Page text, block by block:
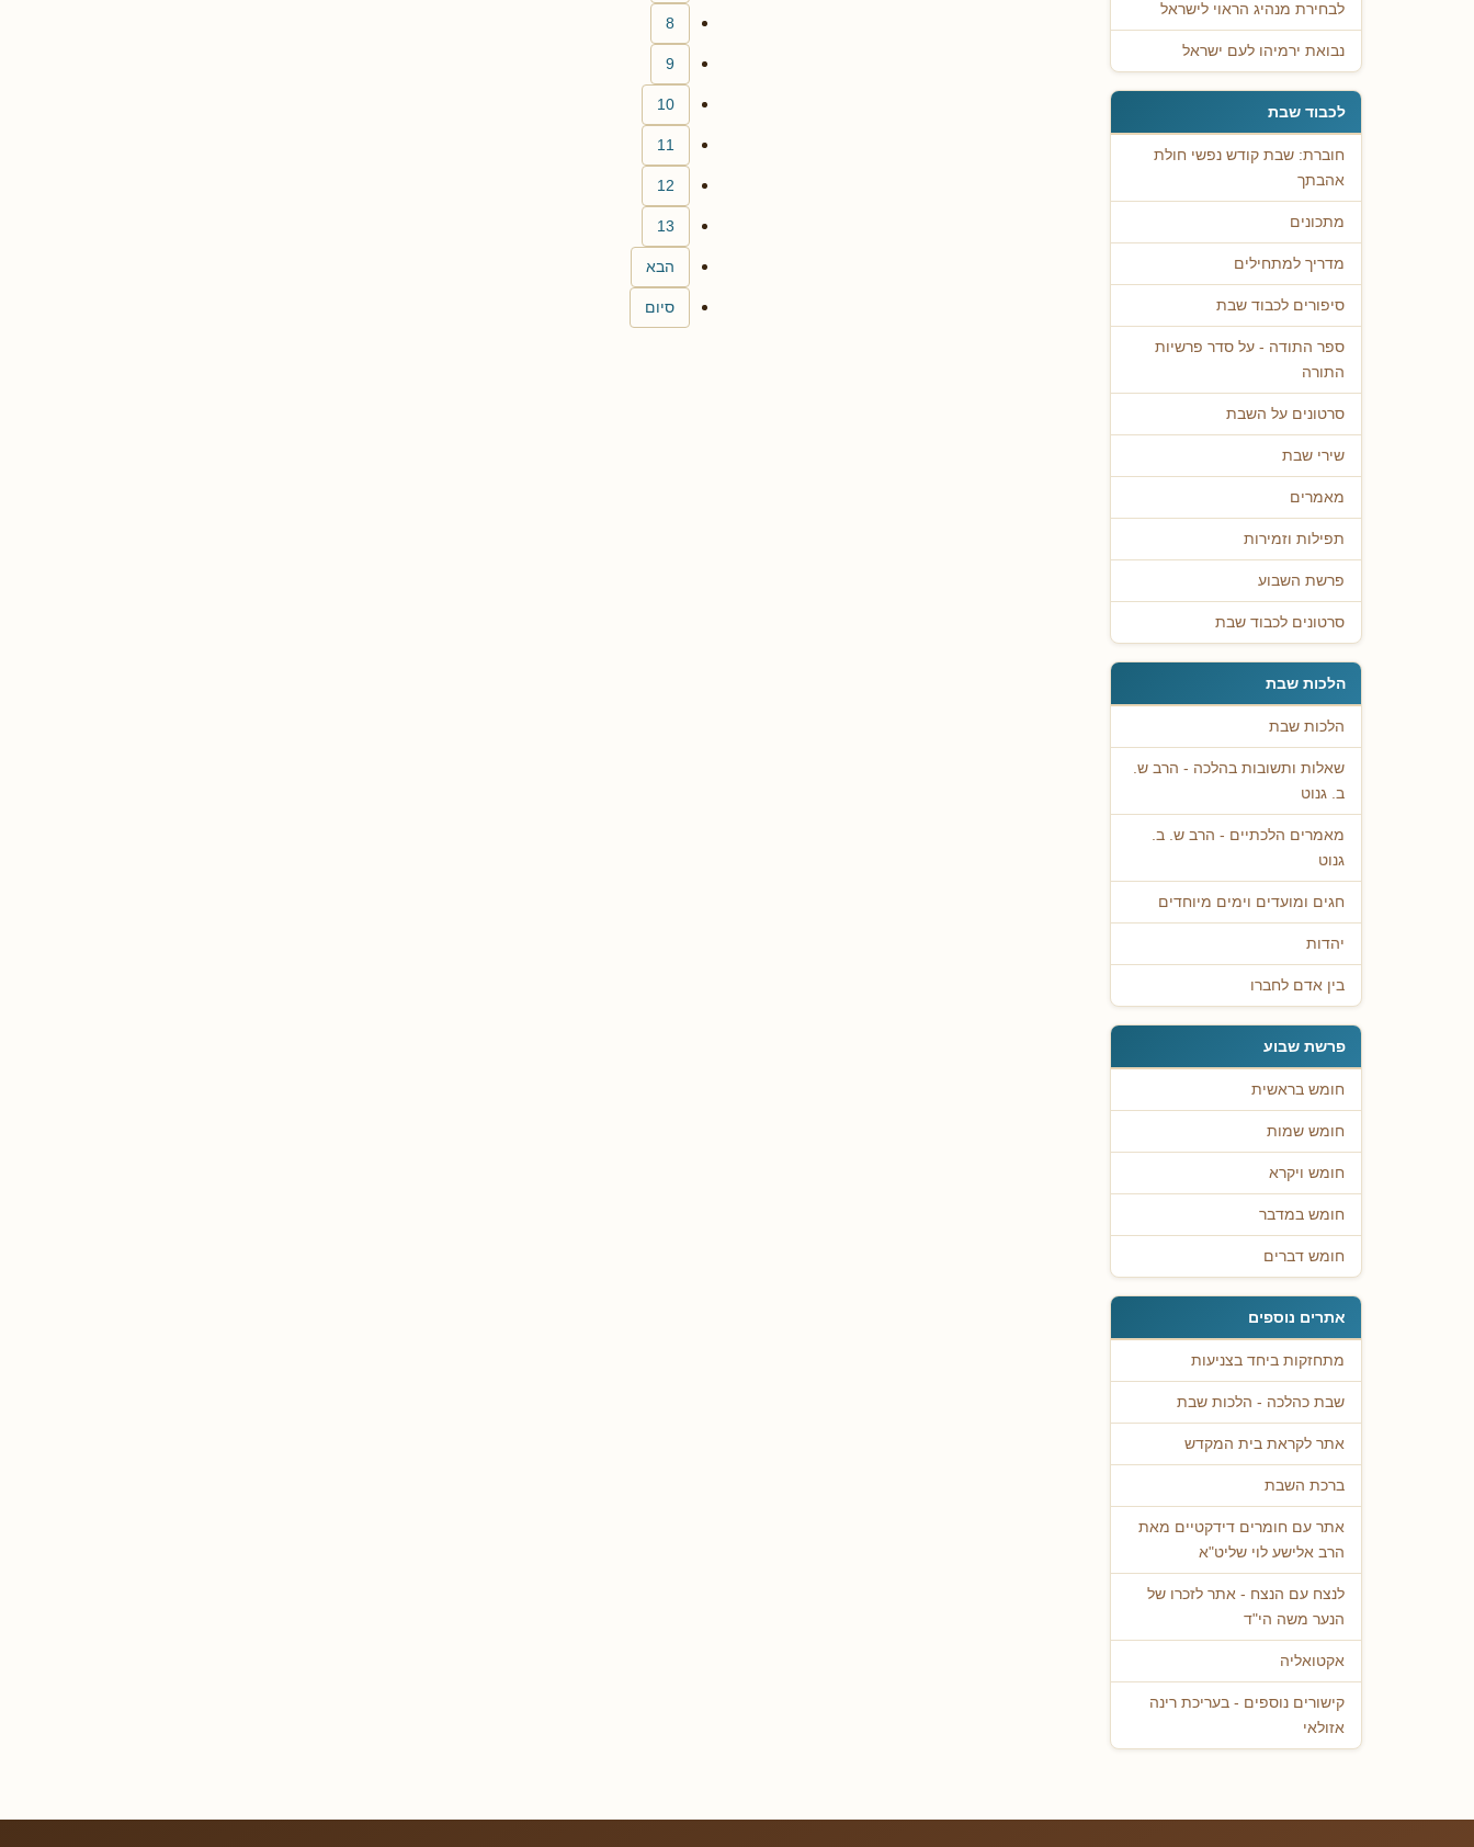
לבחירת מנהיג הראוי לישראל
נבואת ירמיהו לעם ישראל
לכבוד שבת
חוברת: שבת קודש נפשי חולת
אהבתך
מתכונים
מדריך למתחילים
סיפורים לכבוד שבת
ספר התודה - על סדר פרשיות
התורה
סרטונים על השבת
שירי שבת
מאמרים
תפילות וזמירות
פרשת השבוע
סרטונים לכבוד שבת
הלכות שבת
הלכות שבת
שאלות ותשובות בהלכה - הרב ש.
ב. גנוט
מאמרים הלכתיים - הרב ש. ב.
גנוט
חגים ומועדים וימים מיוחדים
יהדות
בין אדם לחברו
פרשת שבוע
חומש בראשית
חומש שמות
חומש ויקרא
חומש במדבר
חומש דברים
אתרים נוספים
מתחזקות ביחד בצניעות
שבת כהלכה - הלכות שבת
אתר לקראת בית המקדש
ברכת השבת
אתר עם חומרים דידקטיים מאת
הרב אלישע לוי שליט"א
לנצח עם הנצח - אתר לזכרו של
הנער משה הי"ד
אקטואליה
קישורים נוספים - בעריכת רינה
אזולאי
8
9
10
11
12
13
הבא
סיום